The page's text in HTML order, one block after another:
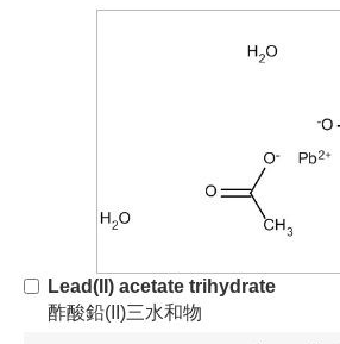
Lead(II) acetate trihydrate
酢酸鉛(II)三水和物